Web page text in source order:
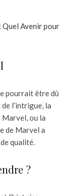
Quel Avenir pour
pourrait être dû
l’intrigue, la
Marvel, ou la
de Marvel a
qualité.
?